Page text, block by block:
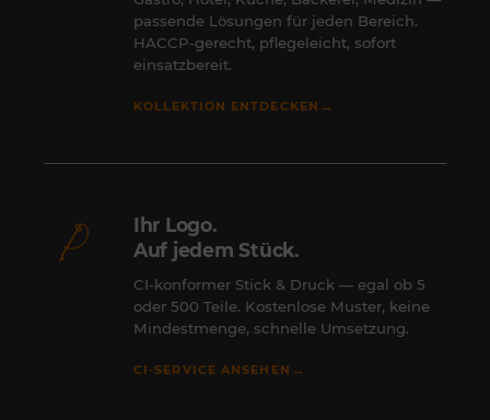
passende Lösungen für jeden Bereich.
HACCP-gerecht, pflegeleicht, sofort
einsatzbereit.
KOLLEKTION ENTDECKEN →
Ihr Logo.
Auf jedem Stück.
CI-konformer Stick & Druck — egal ob 5
oder 500 Teile. Kostenlose Muster, keine
Mindestmenge, schnelle Umsetzung.
CI-SERVICE ANSEHEN →